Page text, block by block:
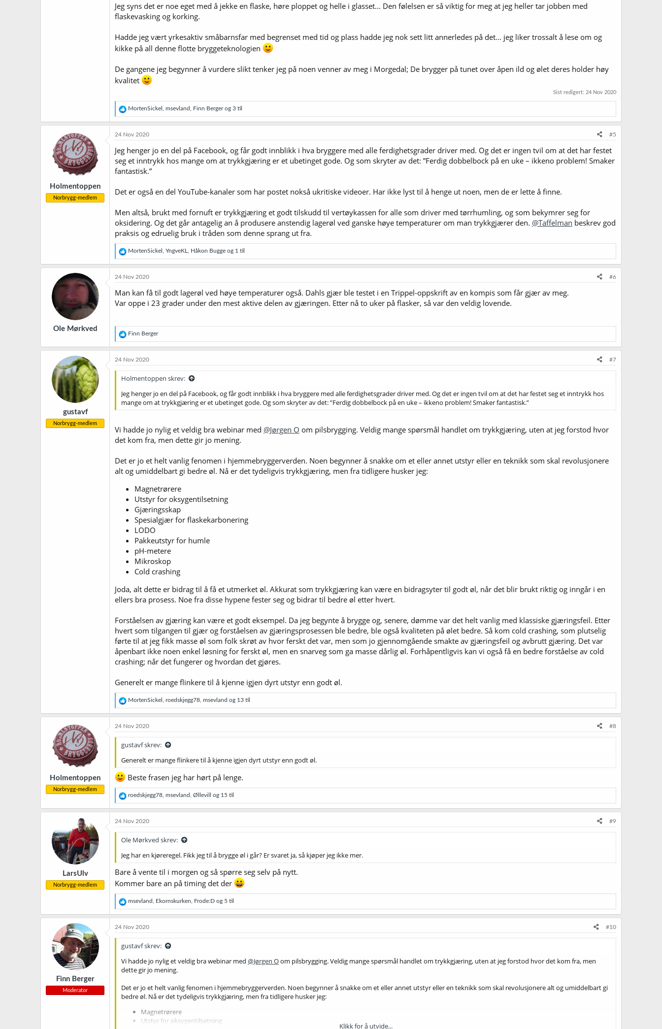
Jeg syns det er noe eget med å jekke en flaske, høre ploppet og helle i glasset... Den følelsen er så viktig for meg at jeg heller tar jobben med
flaskevasking og korking.
Hadde jeg vært yrkesaktiv småbarnsfar med begrenset med tid og plass hadde jeg nok sett litt annerledes på det... jeg liker trossalt å lese om og
kikke på all denne flotte bryggeteknologien
De gangene jeg begynner å vurdere slikt tenker jeg på noen venner av meg i Morgedal; De brygger på tunet over åpen ild og ølet deres holder høy
kvalitet
Sist redigert: 24 Nov 2020
R
e
a
j
o
n
e
MortenSickel msevland Finn Bergerog 3 til
Holmentoppen
Norbrygg-medlem
24 Nov 2020 #5
Jeg henger jo en del på Facebook, og får godt innblikk i hva bryggere med alle ferdighetsgrader driver med. Og det er ingen tvil om at det har festet
seg et inntrykk hos mange om at trykkgjæring er et ubetinget gode. Og som skryter av det: ”Ferdig dobbelbock på en uke – ikkeno problem! Smaker
fantastisk.”
Det er også en del YouTube-kanaler som har postet nokså ukritiske videoer. Har ikke lyst til å henge ut noen, men de er lette å finne.
Men altså, brukt med fornuft er trykkgjæring et godt tilskudd til vertøykassen for alle som driver med tørrhumling, og som bekymrer seg for
oksidering. Og det går antagelig an å produsere anstendig lagerøl ved ganske høye temperaturer om man trykkgjærer den. @Taffelman beskrev god
praksis og edruelig bruk i tråden som denne sprang ut fra.
R
e
a
o
n
MortenSickel YngveKL Håkon Bugge og 1 til
Ole Mørkved
24 Nov 2020 #6
Man kan få til godt lagerøl ved høye temperaturer også. Dahls gjær ble testet i en Trippel-oppskrift av en kompis som får gjær av meg.
Var oppe i 23 grader under den mest aktive delen av gjæringen. Etter nå to uker på flasker, så var den veldig lovende.
R
e
a
j
o
e
r
Finn Berger
gustavf
Norbrygg-medlem
24 Nov 2020 #7
Holmentoppen skrev:
Jeg henger jo en del på Facebook, og får godt innblikk i hva bryggere med alle ferdighetsgrader driver med. Og det er ingen tvil om at det har festet seg et inntrykk hos
mange om at trykkgjæring er et ubetinget gode. Og som skryter av det: ”Ferdig dobbelbock på en uke – ikkeno problem! Smaker fantastisk.”
Vi hadde jo nylig et veldig bra webinar med @Jørgen O om pilsbrygging. Veldig mange spørsmål handlet om trykkgjæring, uten at jeg forstod hvor
det kom fra, men dette gir jo mening.
Det er jo et helt vanlig fenomen i hjemmebryggerverden. Noen begynner å snakke om et eller annet utstyr eller en teknikk som skal revolusjonere
alt og umiddelbart gi bedre øl. Nå er det tydeligvis trykkgjæring, men fra tidligere husker jeg:
Magnetrørere
Utstyr for oksygentilsetning
Gjæringsskap
Spesialgjær for flaskekarbonering
LODO
Pakkeutstyr for humle
pH-metere
Mikroskop
Cold crashing
Joda, alt dette er bidrag til å få et utmerket øl. Akkurat som trykkgjæring kan være en bidragsyter til godt øl, når det blir brukt riktig og inngår i en
ellers bra prosess. Noe fra disse hypene fester seg og bidrar til bedre øl etter hvert.
Forståelsen av gjæring kan være et godt eksempel. Da jeg begynte å brygge og, senere, dømme var det helt vanlig med klassiske gjæringsfeil. Etter
hvert som tilgangen til gjær og forståelsen av gjæringsprosessen ble bedre, ble også kvaliteten på ølet bedre. Så kom cold crashing, som plutselig
førte til at jeg fikk masse øl som folk skrøt av hvor ferskt det var, men som jo gjennomgående smakte av gjæringsfeil og avbrutt gjæring. Det var
åpenbart ikke noen enkel løsning for ferskt øl, men en snarveg som ga masse dårlig øl. Forhåpentligvis kan vi også få en bedre forståelse av cold
crashing; når det fungerer og hvordan det gjøres.
Generelt er mange flinkere til å kjenne igjen dyrt utstyr enn godt øl.
R
e
a
j
o
e
:
MortenSickel roedskjegg78 msevland og 13 til
Holmentoppen
Norbrygg-medlem
24 Nov 2020 #8
gustavf skrev:
Generelt er mange flinkere til å kjenne igjen dyrt utstyr enn godt øl.
Beste frasen jeg har hørt på lenge.
R
e
a
j
o
e
:
roedskjegg78 msevland Øllevill og 15 til
LarsUlv
Norbrygg-medlem
24 Nov 2020 #9
Ole Mørkved skrev:
Jeg har en kjøreregel. Fikk jeg til å brygge øl i går? Er svaret ja, så kjøper jeg ikke mer.
Bare å vente til i morgen og så spørre seg selv på nytt.
Kommer bare an på timing det der
R
e
a
j
o
e
r
msevland Ekornskurken Frode:D og 5 til
Finn Berger
Moderator
24 Nov 2020 #10
gustavf skrev:
Vi hadde jo nylig et veldig bra webinar med @Jørgen Oom pilsbrygging. Veldig mange spørsmål handlet om trykkgjæring, uten at jeg forstod hvor det kom fra, men
dette gir jo mening.
Det er jo et helt vanlig fenomen i hjemmebryggerverden. Noen begynner å snakke om et eller annet utstyr eller en teknikk som skal revolusjonere alt og umiddelbart gi
bedre øl. Nå er det tydeligvis trykkgjæring, men fra tidligere husker jeg:
Magnetrørere
Utstyr for oksygentilsetning
Klikk for å utvide...